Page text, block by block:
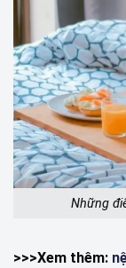
Những
>>>Xem thêm: